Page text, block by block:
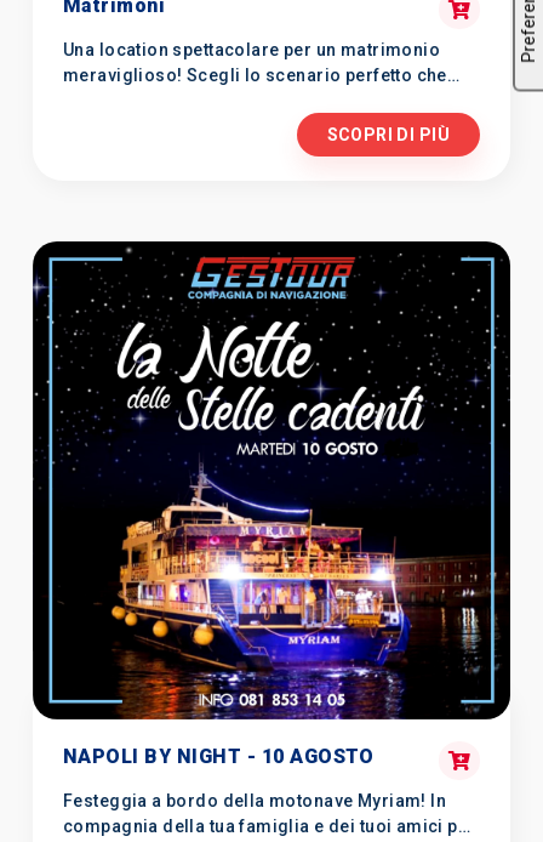
Matrimoni
Una location spettacolare per un matrimonio
meraviglioso! Scegli lo scenario perfetto che
SCOPRI DI PIÙ
NAPOLI BY NIGHT - 10 AGOSTO
Festeggia a bordo della motonave Myriam! In
compagnia della tua famiglia e dei tuoi amici per